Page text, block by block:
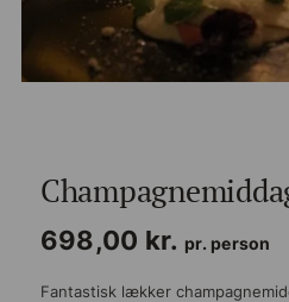
698,00 kr. pr. person
Fantastisk lækker